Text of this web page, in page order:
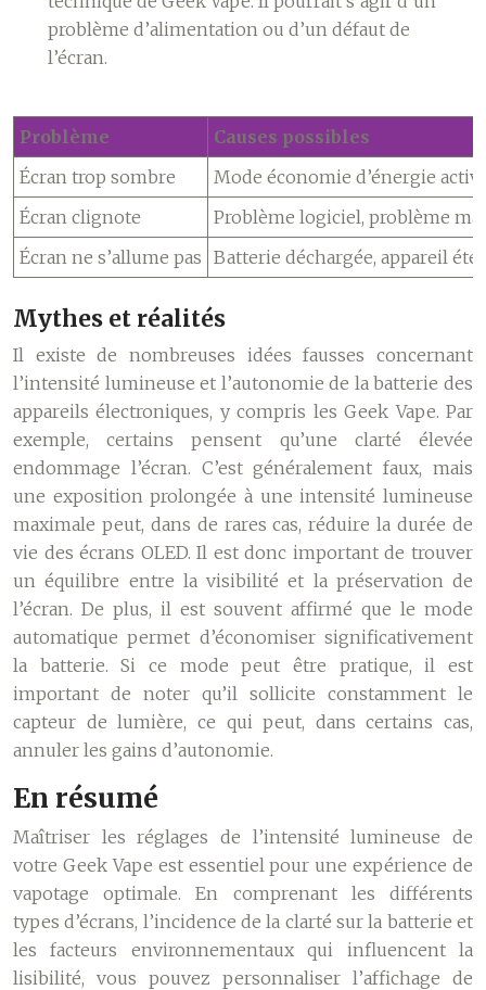
problème d’alimentation ou d’un défaut de
l’écran.
Problème
Causes possibles
Écran trop sombre
Mode économie d’énergie
Écran clignote
Problème logiciel, problème
Écran ne s’allume pas Batterie déchargée, appareil
Mythes et réalités
Il existe de nombreuses idées fausses concernant
l’intensité lumineuse et l’autonomie de la batterie des
appareils électroniques, y compris les Geek Vape. Par
exemple, certains pensent qu’une clarté élevée
endommage l’écran. C’est généralement faux, mais
une exposition prolongée à une intensité lumineuse
maximale peut, dans de rares cas, réduire la durée de
vie des écrans OLED. Il est donc important de trouver
un équilibre entre la visibilité et la préservation de
l’écran. De plus, il est souvent affirmé que le mode
automatique permet d’économiser significativement
la batterie. Si ce mode peut être pratique, il est
important de noter qu’il sollicite constamment le
capteur de lumière, ce qui peut, dans certains cas,
annuler les gains d’autonomie.
En résumé
Maîtriser les réglages de l’intensité lumineuse de
votre Geek Vape est essentiel pour une expérience de
vapotage optimale. En comprenant les différents
types d’écrans, l’incidence de la clarté sur la batterie et
les facteurs environnementaux qui influencent la
lisibilité, vous pouvez personnaliser l’affichage de